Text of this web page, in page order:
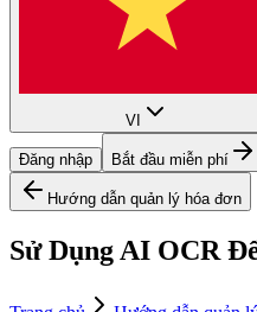
VI
Đăng nhập Bắt đầu miễn phí
Hướng dẫn quản lý hóa đơn
Sử Dụng AI OCR